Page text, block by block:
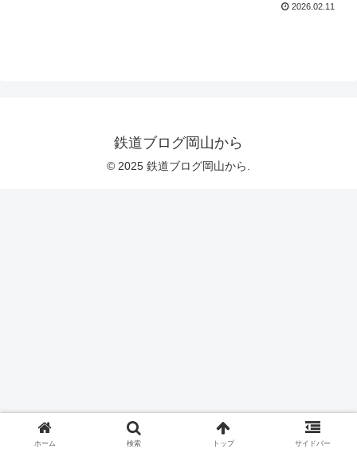
2026.02.11
鉄道ブログ岡山から
© 2025 鉄道ブログ岡山から.
ホーム 検索 トップ サイドバー